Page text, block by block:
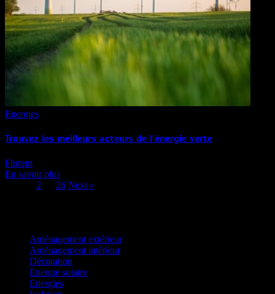
Energies
Trouvez les meilleurs acteurs de l’énergie verte
Florent
En savoir plus
2 26 Next »
Aménagement extérieur
Aménagement intérieur
Décoration
Energie solaire
Energies